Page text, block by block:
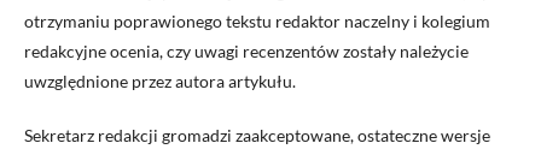
otrzymaniu poprawionego tekstu redaktor naczelny i kolegium
redakcyjne ocenia, czy uwagi recenzentów zostały należycie
uwzględnione przez autora artykułu.
Sekretarz redakcji gromadzi zaakceptowane, ostateczne wersje